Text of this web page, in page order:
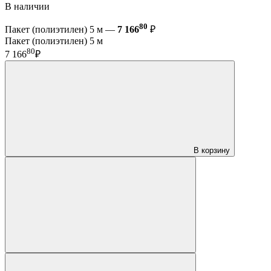
В наличии
Пакет (полиэтилен) 5 м — 7 16680 ₽
Пакет (полиэтилен) 5 м
7 16680₽
В корзину